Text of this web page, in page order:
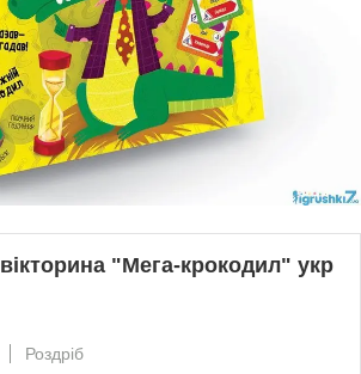
"Мега-крокодил" укр
Роздріб